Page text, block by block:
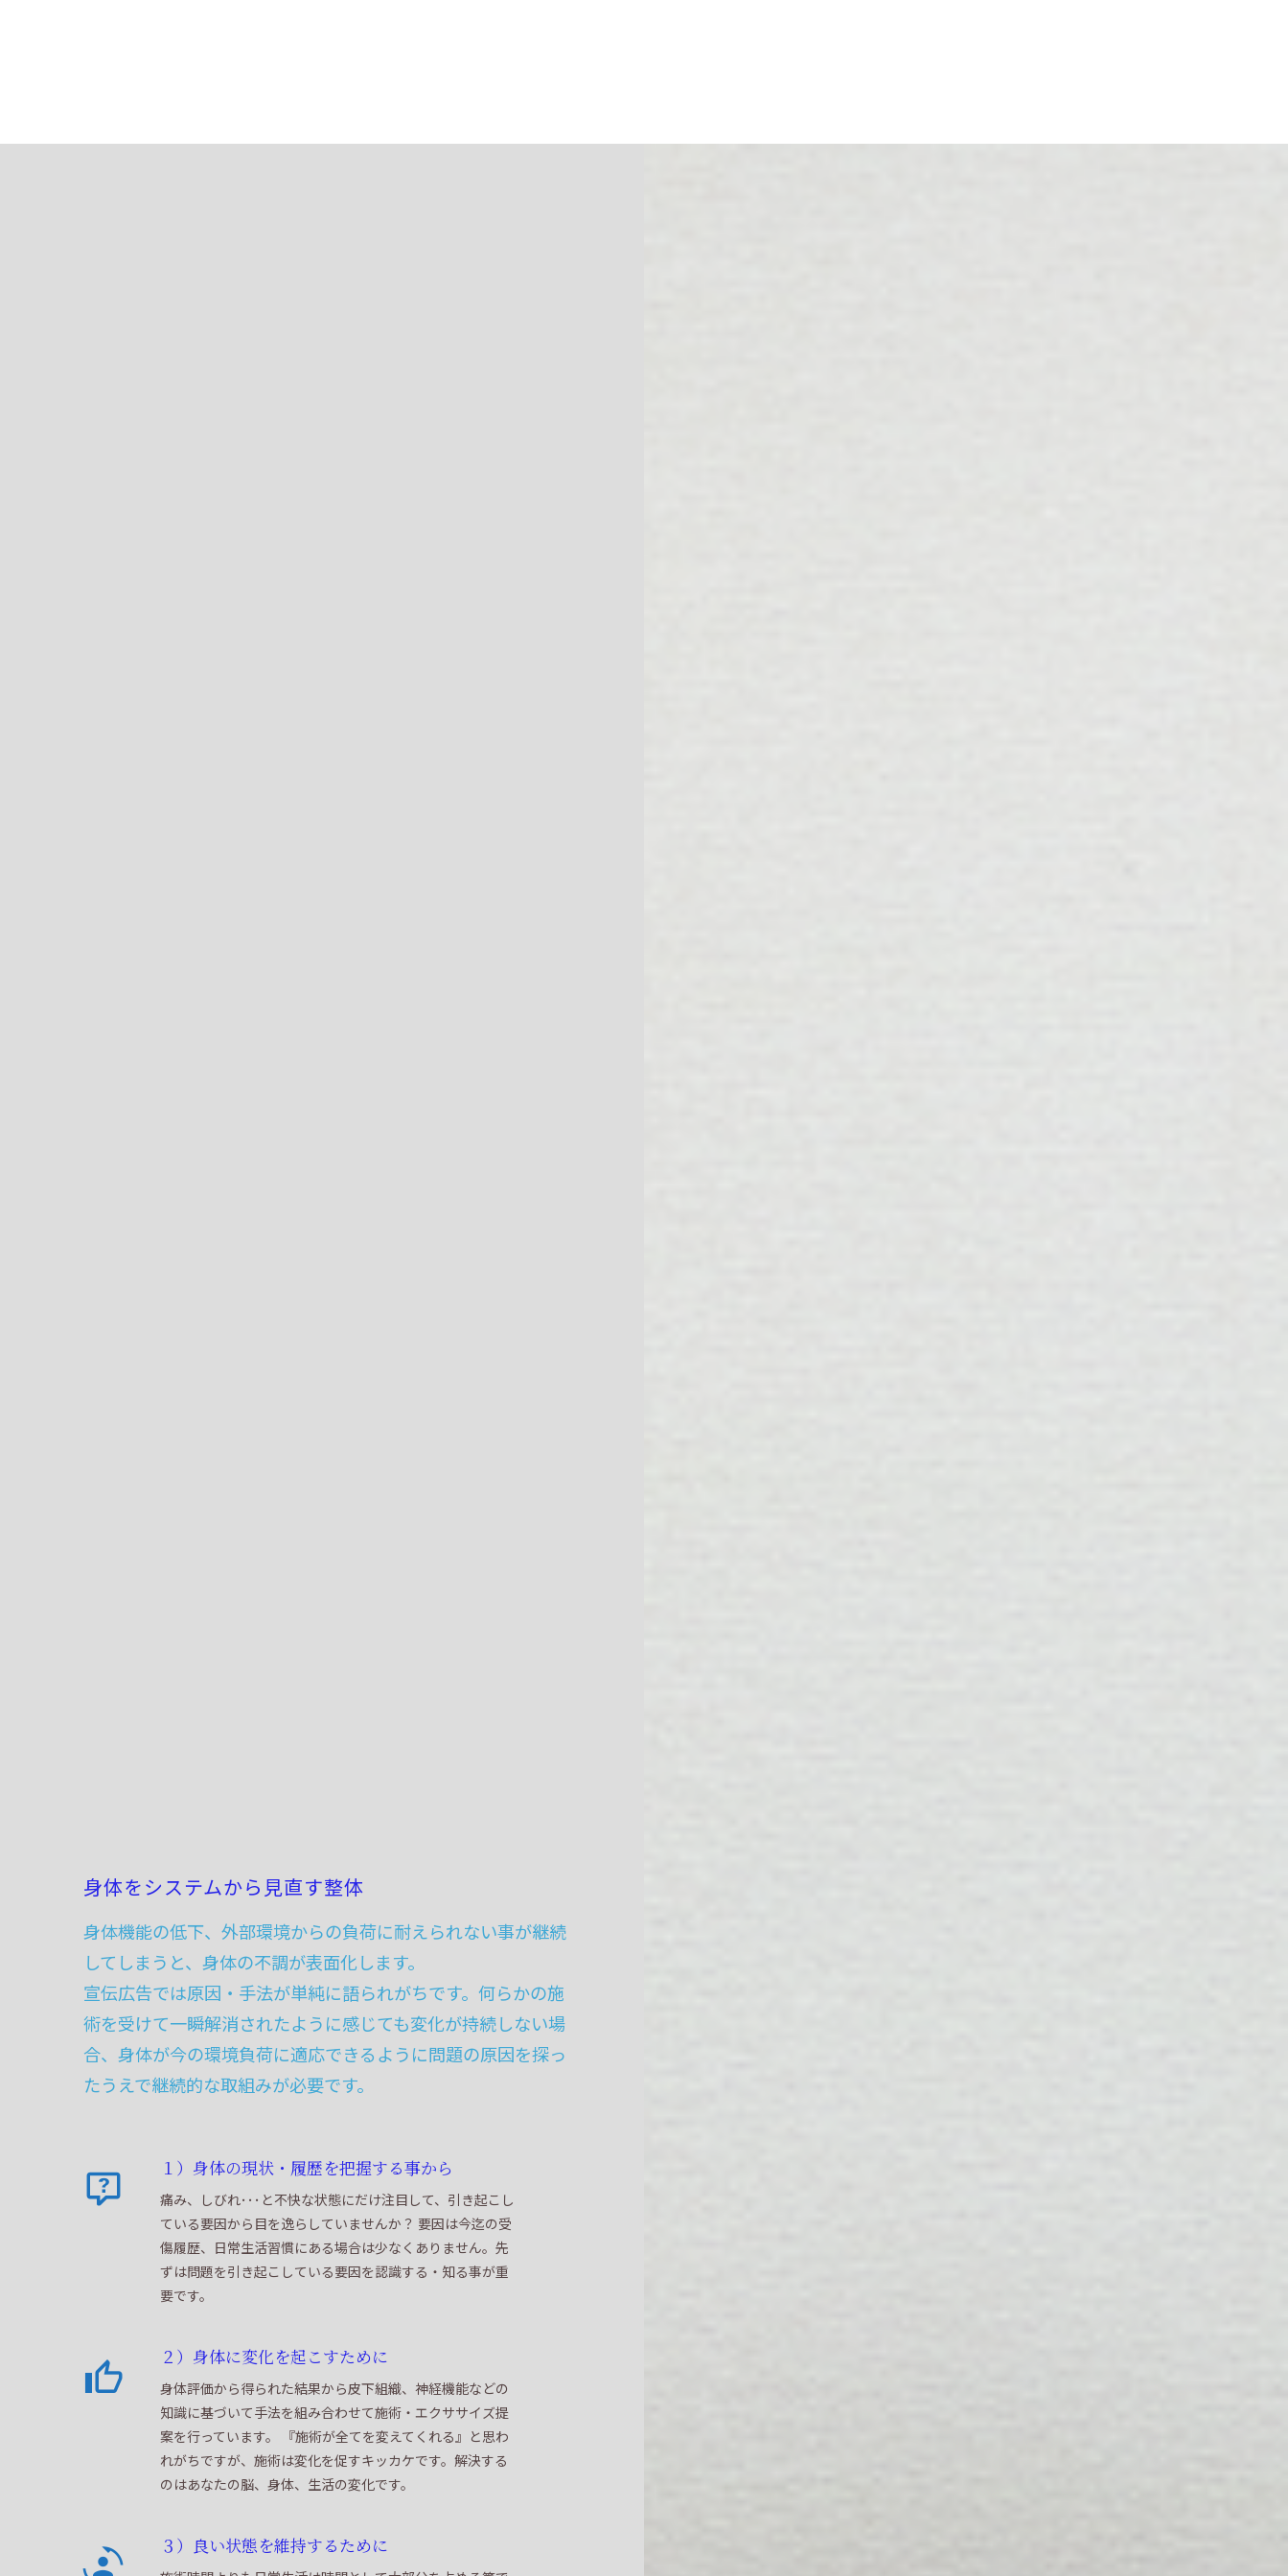
身体をシステムから見直す整体
身体機能の低下、外部環境からの負荷に耐えられない事が継続
してしまうと、身体の不調が表面化します。
宣伝広告では原因・手法が単純に語られがちです。何らかの施
術を受けて一瞬解消されたように感じても変化が持続しない場
合、身体が今の環境負荷に適応できるように問題の原因を探っ
たうえで継続的な取組みが必要です。
１）身体の現状・履歴を把握する事から
痛み、しびれ･･･と不快な状態にだけ注目して、引き起こし
ている要因から目を逸らしていませんか？ 要因は今迄の受
傷履歴、日常生活習慣にある場合は少なくありません。先
ずは問題を引き起こしている要因を認識する・知る事が重
要です。
２）身体に変化を起こすために
身体評価から得られた結果から皮下組織、神経機能などの
知識に基づいて手法を組み合わせて施術・エクササイズ提
案を行っています。 『施術が全てを変えてくれる』と思わ
れがちですが、施術は変化を促すキッカケです。解決する
のはあなたの脳、身体、生活の変化です。
３）良い状態を維持するために